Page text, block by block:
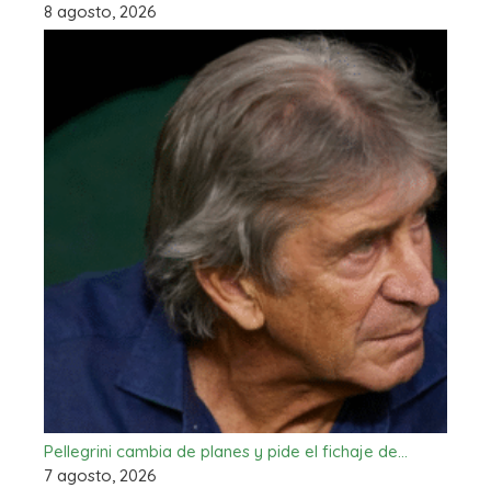
8 agosto, 2026
Pellegrini cambia de planes y pide el fichaje de…
7 agosto, 2026